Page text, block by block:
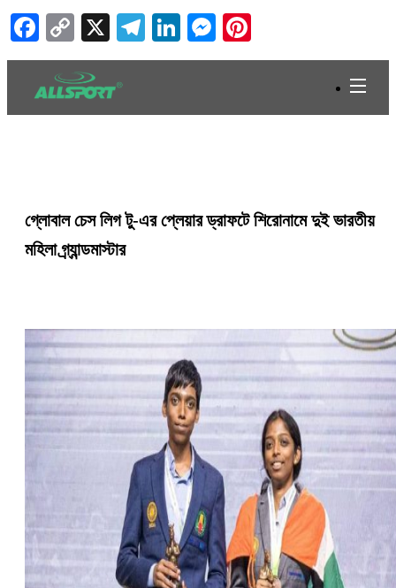
Facebook
Copy
Link
X Telegram
LinkedIn
Messenger
গ্লোবাল চেস লিগ টু-এর প্লেয়ার ড্রাফটে শিরোনামে দুই ভারতীয়
মহিলা গ্র্যান্ডমাস্টার